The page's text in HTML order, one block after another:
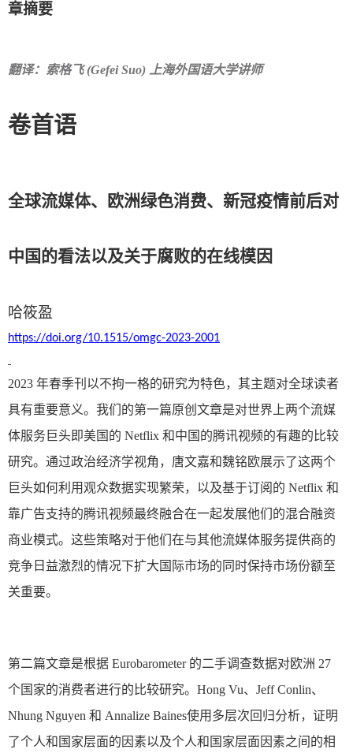
章摘要
翻译：索格飞 (Gefei Suo) 上海外国语大学讲师
卷首语
全球流媒体、欧洲绿色消费、新冠疫情前后对
中国的看法以及关于腐败的在线模因
哈筱盈
https://doi.org/10.1515/omgc-2023-2001
2023 年春季刊以不拘一格的研究为特色，其主题对全球读者
具有重要意义。我们的第一篇原创文章是对世界上两个流媒
体服务巨头即美国的 Netflix 和中国的腾讯视频的有趣的比较
研究。通过政治经济学视角，唐文嘉和魏铭欧展示了这两个
巨头如何利用观众数据实现繁荣，以及基于订阅的 Netflix 和
靠广告支持的腾讯视频最终融合在一起发展他们的混合融资
商业模式。这些策略对于他们在与其他流媒体服务提供商的
竞争日益激烈的情况下扩大国际市场的同时保持市场份额至
关重要。
第二篇文章是根据 Eurobarometer 的二手调查数据对欧洲 27
个国家的消费者进行的比较研究。 Hong Vu、 Jeff Conlin、
Nhung Nguyen 和 Annalize Baines使用多层次回归分析，证明
了个人和国家层面的因素以及个人和国家层面因素之间的相